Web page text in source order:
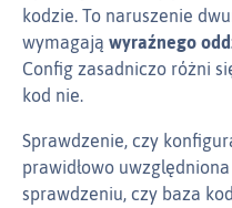
kodzie. To naruszenie
wymagają wyraźnego
Config zasadniczo różni
kod nie.
Sprawdzenie, czy
prawidłowo
sprawdzeniu, czy baza